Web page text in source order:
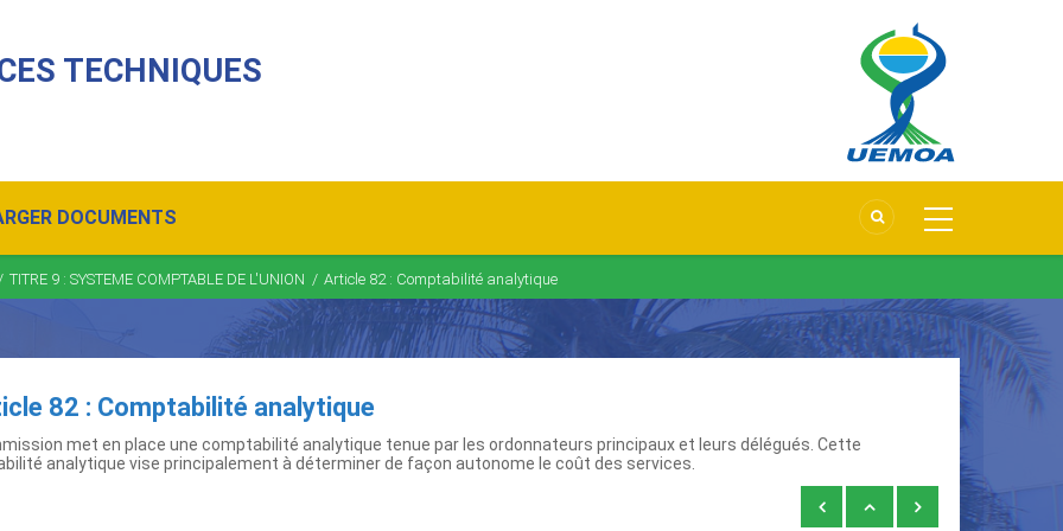
TECHNIQUES
DOCUMENTS
TITRE 9 : SYSTEME COMPTABLE DE L'UNION / Article 82 : Comptabilité analytique
82 : Comptabilité analytique
met en place une comptabilité analytique tenue par les ordonnateurs principaux et leurs délégués. Cette
analytique vise principalement à déterminer de façon autonome le coût des services.